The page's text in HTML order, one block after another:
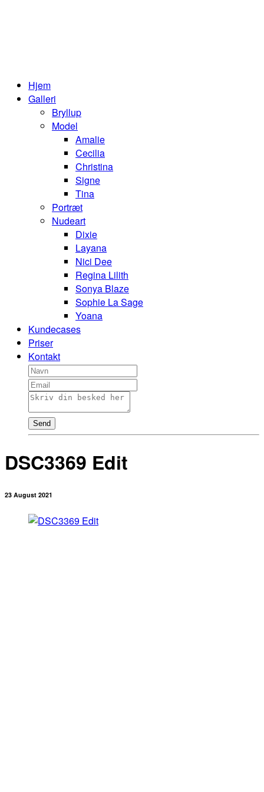
Hjem
Galleri
Bryllup
Model
Amalie
Cecilia
Christina
Signe
Tina
Portræt
Nudeart
Dixie
Layana
Nici Dee
Regina Lilith
Sonya Blaze
Sophie La Sage
Yoana
Kundecases
Priser
Kontakt
Send
DSC3369 Edit
23 August 2021